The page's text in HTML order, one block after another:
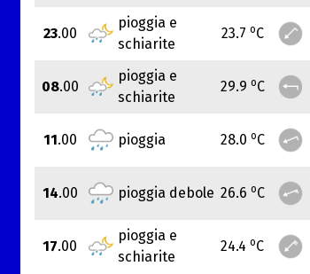
23.00
pioggia e
schiarite
23.7 oC
08.00
pioggia e
schiarite
29.9 oC
11.00 pioggia 28.0 oC
14.00 pioggia debole 26.6 oC
17.00
pioggia e
schiarite
24.4 oC